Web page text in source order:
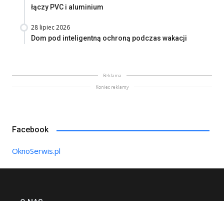
łączy PVC i aluminium
28 lipiec 2026
Dom pod inteligentną ochroną podczas wakacji
Reklama
Koniec reklamy
Facebook
OknoSerwis.pl